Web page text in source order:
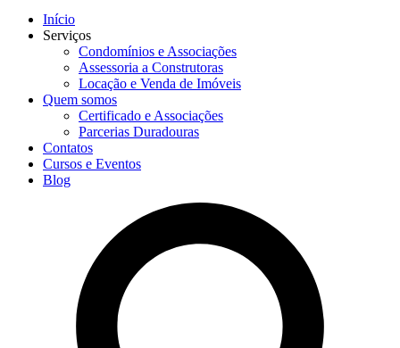
Início
Serviços
Condomínios e Associações
Assessoria a Construtoras
Locação e Venda de Imóveis
Quem somos
Certificado e Associações
Parcerias Duradouras
Contatos
Cursos e Eventos
Blog